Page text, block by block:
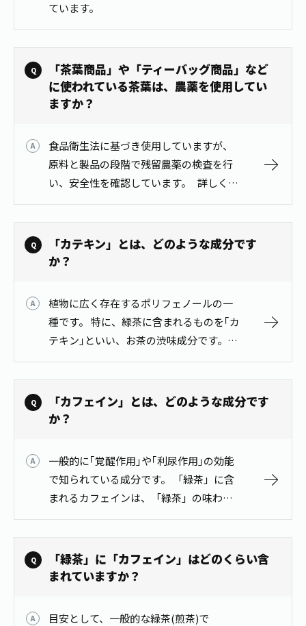
ています。
「茶葉商品」や「ティーバッグ商品」など
に使われている茶葉は、農薬を使用してい
ますか？
食品衛生法に基づき使用していますが、
原料と製品の段階で残留農薬の検査を行
い、安全性を確認しています。 詳しくは
こちらをご確認ください。 ＜トレーサビ
リティの確保＞
「カテキン」とは、どのような成分です
か？
植物に広く存在するポリフェノールの一
種です。 特に、緑茶に含まれるものを｢カ
テキン｣といい、お茶の渋味成分です。エ
ピガロカテキンガレートをはじめ、8種類
あります。詳しくは、お茶百科「お茶の
成分と健康性」をご覧ください。 …
「カフェイン」とは、どのような成分です
か？
一般的に｢覚醒作用｣や｢利尿作用｣の効能
で知られている成分です。 「緑茶」に含
まれるカフェインは、「緑茶」の味わい
の一部である苦味に作用します。 詳しく
は、お茶百科「お茶の成分と健康性」を
ご覧ください。 お茶百科 「お茶…
「緑茶」に「カフェイン」はどのくらい含
まれていますか？
目安として、一般的な緑茶(煎茶)で